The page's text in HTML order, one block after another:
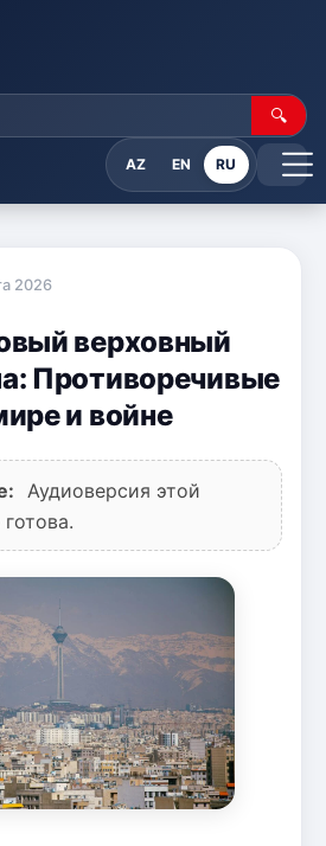
🔍
AZ EN RU
2026
верховный
Противоречивые
и войне
Аудиоверсия этой